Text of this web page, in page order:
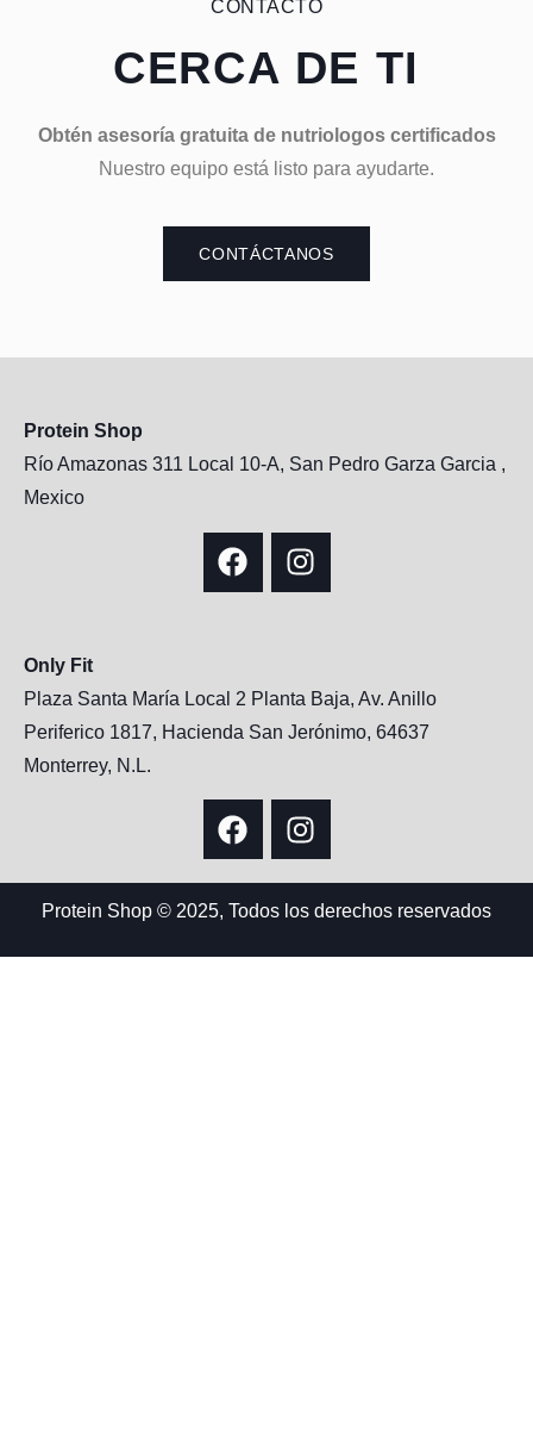
CONTACTO
CERCA DE TI
Obtén asesoría gratuita de nutriologos certificados
Nuestro equipo está listo para ayudarte.
CONTÁCTANOS
Protein Shop
Río Amazonas 311 Local 10-A, San Pedro Garza Garcia ,
Mexico
Only Fit
Plaza Santa María Local 2 Planta Baja, Av. Anillo
Periferico 1817, Hacienda San Jerónimo, 64637
Monterrey, N.L.
Protein Shop © 2025, Todos los derechos reservados